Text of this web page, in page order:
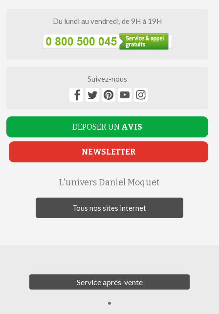
Du lundi au vendredi, de 9H à 19H
Suivez-nous
DEPOSER UN AVIS
NEWSLETTER
L'univers Daniel Moquet
Tous nos sites internet
Service après-vente